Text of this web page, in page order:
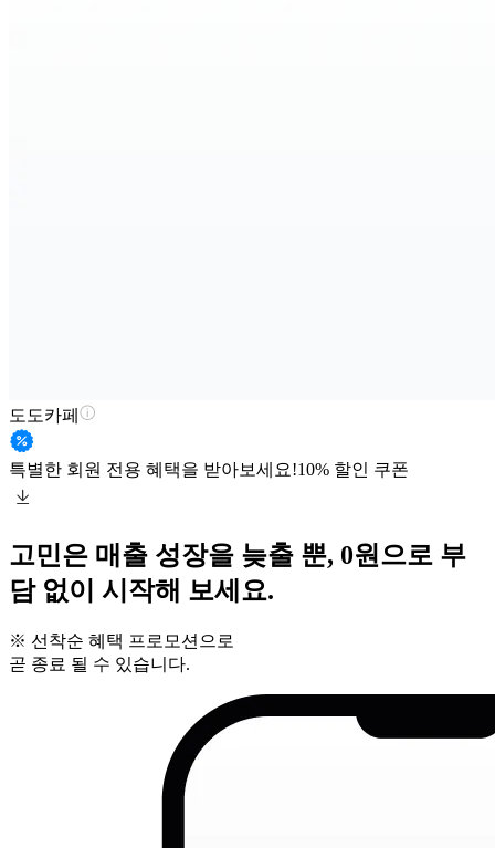
도도카페
특별한 회원 전용 혜택을 받아보세요!10% 할인 쿠폰
고민은 매출 성장을 늦출 뿐, 0원으로 부
담 없이 시작해 보세요.
※ 선착순 혜택 프로모션으로
곧 종료 될 수 있습니다.